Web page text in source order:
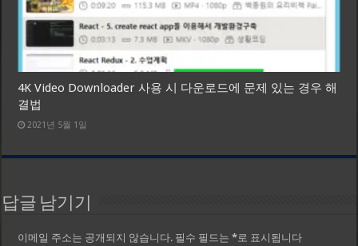
4K Video Downloader 사용 시 다운로드에 문제 있는 경우 해
결법
2021년 5월 1일
답글 남기기
이메일 주소는 공개되지 않습니다. 필수 필드는*로 표시됩니다